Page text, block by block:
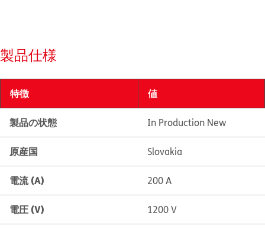
製品仕様
特徴 値
製品の状態 In Production New
原産国 Slovakia
電流 (A) 200 A
電圧 (V) 1200 V